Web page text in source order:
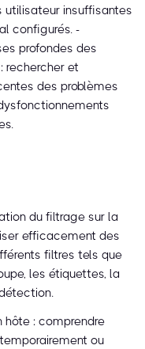
utilisateur insuffisantes
configurés. -
profondes des
rechercher et
des problèmes
du filtrage sur la
efficacement des
filtres tels que
les étiquettes, la
: comprendre
ou